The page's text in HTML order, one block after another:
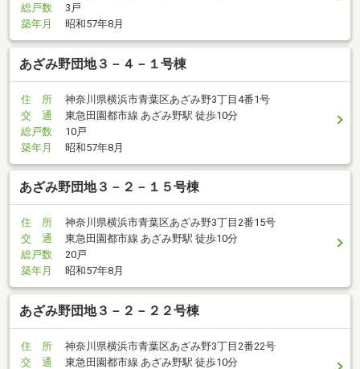
総戸数
3戸
築年月
昭和57年8月
あざみ野団地３－４－１号棟
住 所
神奈川県横浜市青葉区あざみ野3丁目4番1号
交 通
東急田園都市線 あざみ野駅 徒歩10分
総戸数
10戸
築年月
昭和57年8月
あざみ野団地３－２－１５号棟
住 所
神奈川県横浜市青葉区あざみ野3丁目2番15号
交 通
東急田園都市線 あざみ野駅 徒歩10分
総戸数
20戸
築年月
昭和57年8月
あざみ野団地３－２－２２号棟
住 所
神奈川県横浜市青葉区あざみ野3丁目2番22号
交 通
東急田園都市線 あざみ野駅 徒歩10分